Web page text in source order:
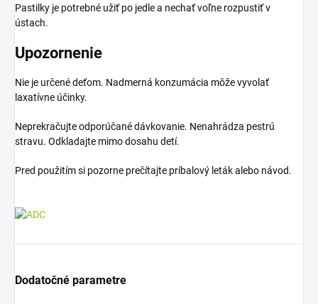
Pastilky je potrebné užiť po jedle a nechať voľne rozpustiť v
ústach.
Upozornenie
Nie je určené deťom. Nadmerná konzumácia môže vyvolať
laxatívne účinky.
Neprekračujte odporúčané dávkovanie. Nenahrádza pestrú
stravu. Odkladajte mimo dosahu detí.
Pred použitím si pozorne prečítajte príbalový leták alebo návod.
Dodatočné parametre